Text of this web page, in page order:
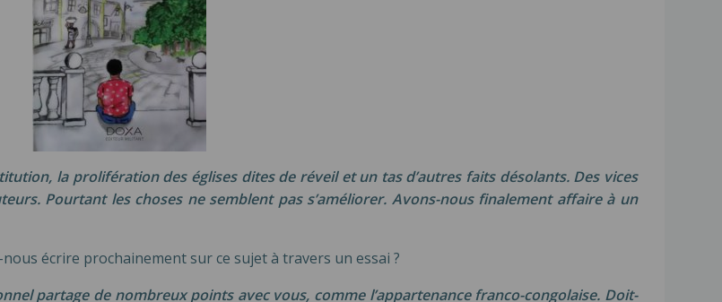
la prolifération des églises dites de réveil et un tas d’autres faits désolants. Des vices
Pourtant les choses ne semblent pas s’améliorer. Avons-nous finalement affaire à un
écrire prochainement sur ce sujet à travers un essai ?
partage de nombreux points avec vous, comme l’appartenance franco-congolaise. Doit-